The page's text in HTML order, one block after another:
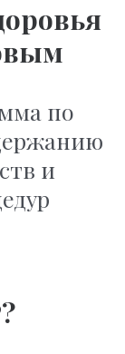
по
и